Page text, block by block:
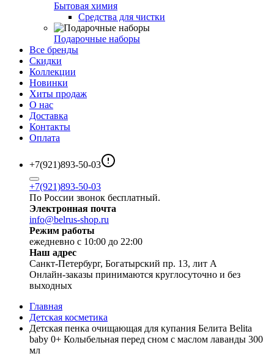
Бытовая химия
Средства для чистки
Подарочные наборы
Все бренды
Скидки
Коллекции
Новинки
Хиты продаж
О нас
Доставка
Контакты
Оплата
+7(921)893-50-03
+7(921)893-50-03
По России звонок бесплатный.
Электронная почта
info@belrus-shop.ru
Режим работы
ежедневно с 10:00 до 22:00
Наш адрес
Санкт-Петербург, Богатырский пр. 13, лит А
Онлайн-заказы принимаются круглосуточно и без
выходных
Главная
Детская косметика
Детская пенка очищающая для купания Белита Belita
baby 0+ Колыбельная перед сном с маслом лаванды 300
мл